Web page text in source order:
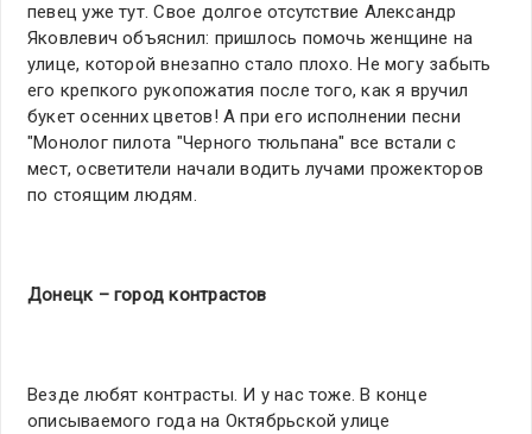
певец уже тут. Свое долгое отсутствие Александр
Яковлевич объяснил: пришлось помочь женщине на
улице, которой внезапно стало плохо. Не могу забыть
его крепкого рукопожатия после того, как я вручил
букет осенних цветов! А при его исполнении песни
"Монолог пилота "Черного тюльпана" все встали с
мест, осветители начали водить лучами прожекторов
по стоящим людям.
Донецк – город контрастов
Везде любят контрасты. И у нас тоже. В конце
описываемого года на Октябрьской улице